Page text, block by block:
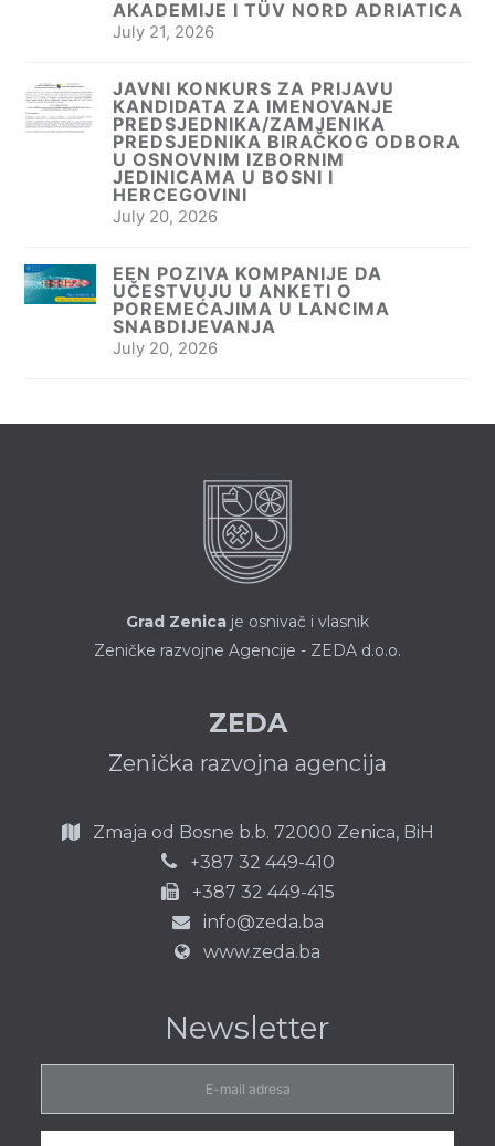
AKADEMIJE I TÜV NORD ADRIATICA
July 21, 2026
JAVNI KONKURS ZA PRIJAVU
KANDIDATA ZA IMENOVANJE
PREDSJEDNIKA/ZAMJENIKA
PREDSJEDNIKA BIRAČKOG ODBORA
U OSNOVNIM IZBORNIM
JEDINICAMA U BOSNI I
HERCEGOVINI
July 20, 2026
EEN POZIVA KOMPANIJE DA
UČESTVUJU U ANKETI O
POREMEĆAJIMA U LANCIMA
SNABDIJEVANJA
July 20, 2026
Grad Zenica je osnivač i vlasnik
Zeničke razvojne Agencije - ZEDA d.o.o.
ZEDA
Zenička razvojna agencija
Zmaja od Bosne b.b. 72000 Zenica, BiH
+387 32 449-410
+387 32 449-415
info@zeda.ba
www.zeda.ba
Newsletter
adresa